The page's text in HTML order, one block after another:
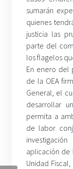
sumarán
quienes
justicia las
parte del
los flagelos
En enero del
de la OEA
General, el
desarrollar
permita a
de labor
aplicación de
Unidad